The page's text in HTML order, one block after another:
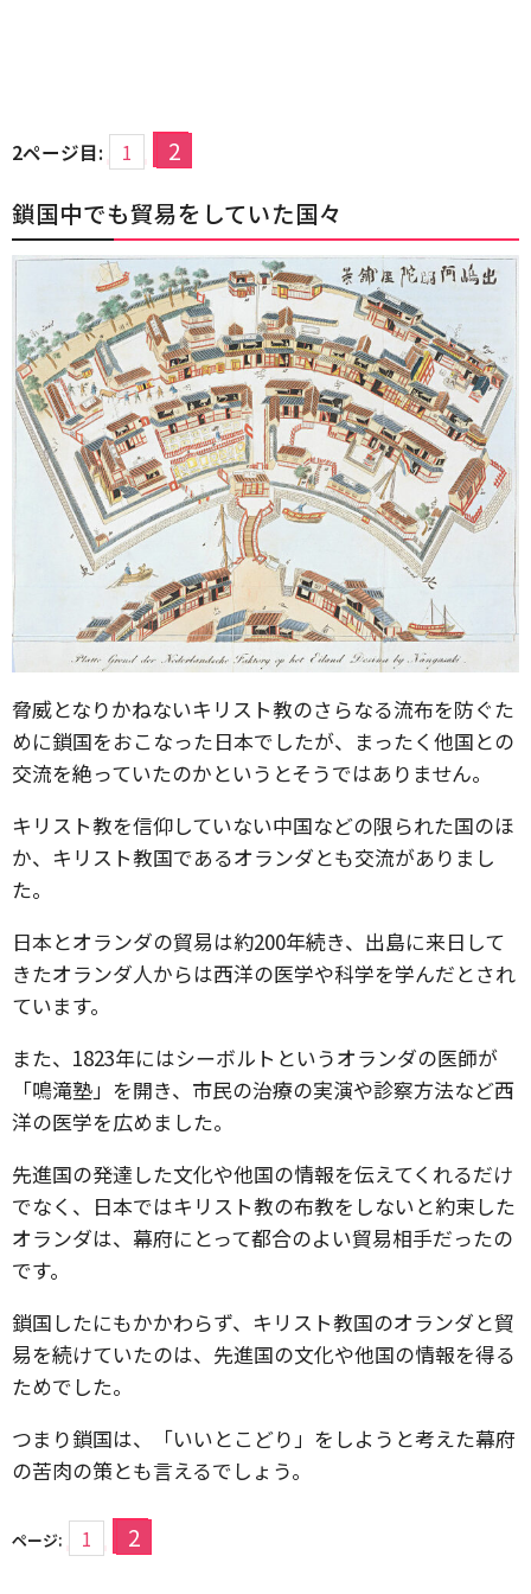
2ページ目: 1 2
鎖国中でも貿易をしていた国々
脅威となりかねないキリスト教のさらなる流布を防ぐた
めに鎖国をおこなった日本でしたが、まったく他国との
交流を絶っていたのかというとそうではありません。
キリスト教を信仰していない中国などの限られた国のほ
か、キリスト教国であるオランダとも交流がありまし
た。
日本とオランダの貿易は約200年続き、出島に来日して
きたオランダ人からは西洋の医学や科学を学んだとされ
ています。
また、1823年にはシーボルトというオランダの医師が
「鳴滝塾」を開き、市民の治療の実演や診察方法など西
洋の医学を広めました。
先進国の発達した文化や他国の情報を伝えてくれるだけ
でなく、日本ではキリスト教の布教をしないと約束した
オランダは、幕府にとって都合のよい貿易相手だったの
です。
鎖国したにもかかわらず、キリスト教国のオランダと貿
易を続けていたのは、先進国の文化や他国の情報を得る
ためでした。
つまり鎖国は、「いいとこどり」をしようと考えた幕府
の苦肉の策とも言えるでしょう。
ページ: 1 2